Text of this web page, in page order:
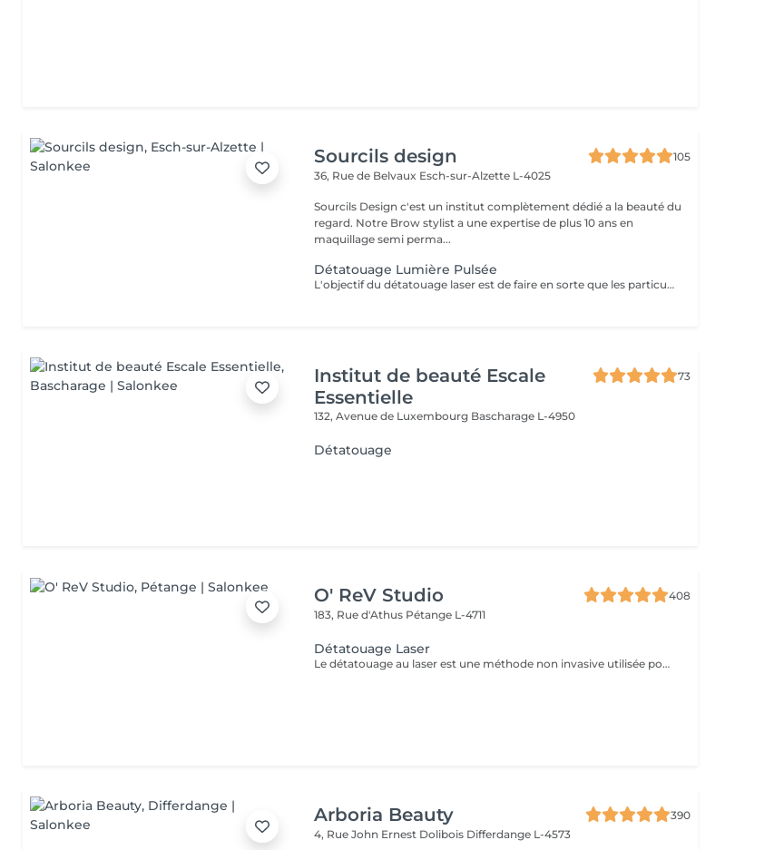
Sourcils design
105
36, Rue de Belvaux Esch-sur-Alzette L-4025
Sourcils Design c'est un institut complètement dédié a la beauté du
regard. Notre Brow stylist a une expertise de plus 10 ans en
maquillage semi perma...
Détatouage Lumière Pulsée
L'objectif du détatouage laser est de faire en sorte que les particules d'encre soient digérables par l'organisme. Ainsi le faisceau d'énergie du laser vise le pigment et permet de le faire éclater. Il va ensuite être éliminé par les globules blancs. La quantité de séances dépendra du type d'encre, de la peau et de la technique utilisée par le professionnel qui a réalisé votre tatouage des sourcils. seulement un mois apres la première séance la praticienne pourra déterminer le numéro de séances nécessaires, dans. certaines cas une seule séance suffit comme dans certains outres nous pouvons besoin de trois ou plus. Les poils peuvent temporairement devenir blancs "en raison de l'élimination des pigments" explique l'experte. Cette décoloration est courante et temporaire (en quelques jours seulement, les sourcils retrouvent leur couleur d'origine).
Institut de beauté Escale
Essentielle
73
132, Avenue de Luxembourg Bascharage L-4950
Détatouage
O' ReV Studio
408
183, Rue d'Athus Pétange L-4711
Détatouage Laser
Le détatouage au laser est une méthode non invasive utilisée pour enlever un tatouage de la peau en utilisant un laser. Ce processus est très populaire, car il permet de supprimer les tatouages de manière efficace tout en minimisant les risques de cicatrices. Le principe repose sur l'utilisation d e faisceaux lumineux qui fragmentent les pigments du tatouage.
Arboria Beauty
390
4, Rue John Ernest Dolibois Differdange L-4573